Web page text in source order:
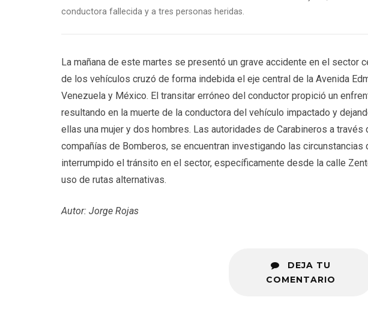
conductora fallecida y a tres personas heridas.
La mañana de este martes se presentó un grave accidente en el sector
de los vehículos cruzó de forma indebida el eje central de la Avenida
Venezuela y México. El transitar erróneo del conductor propició un
resultando en la muerte de la conductora del vehículo impactado y
ellas una mujer y dos hombres. Las autoridades de Carabineros a través
compañías de Bomberos, se encuentran investigando las
interrumpido el tránsito en el sector, específicamente desde la calle
uso de rutas alternativas.
Autor: Jorge Rojas
DEJA TU
COMENTARIO